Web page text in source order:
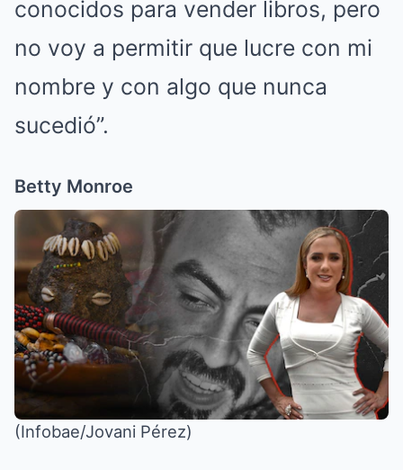
conocidos para vender libros, pero
no voy a permitir que lucre con mi
nombre y con algo que nunca
sucedió”.
Betty Monroe
(Infobae/Jovani Pérez)